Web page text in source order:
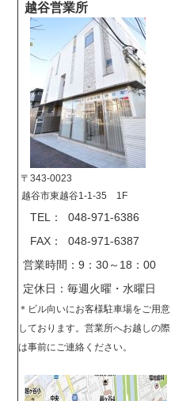
越谷営業所
〒343-0023
越谷市東越谷1-1-35 1F
TEL： 048-971-6386
FAX： 048-971-6387
営業時間：9：30～18：00
定休日：毎週火曜・水曜日
＊ ビル向いにお客様駐車場をご用意
しております。営業所へお越しの際
は事前に ご連絡ください。